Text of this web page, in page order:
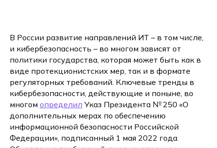
В России развитие направлений ИТ – в том числе,
и кибербезопасность – во многом зависят от
политики государства, которая может быть как в
виде протекционистских мер, так и в формате
регуляторных требований. Ключевые тренды в
кибербезопасности, действующие и поныне, во
многом определил Указ Президента № 250 «О
дополнительных мерах по обеспечению
информационной безопасности Российской
Федерации», подписанный 1 мая 2022 года.